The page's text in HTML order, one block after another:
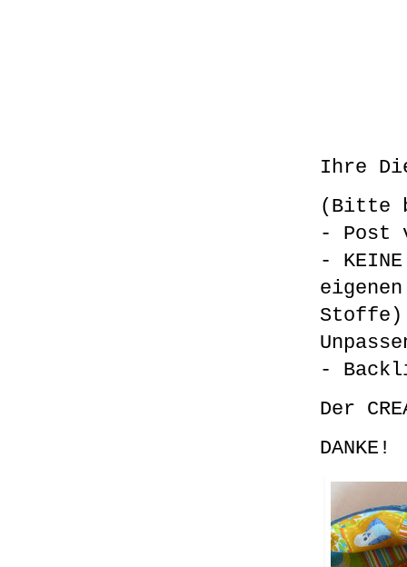
Ihre
(Bitte
- Post
-
-
Der
DANKE!